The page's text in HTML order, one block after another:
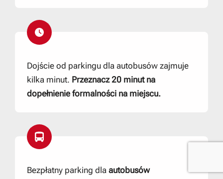
Dojście od parkingu dla autobusów zajmuje
kilka minut. Przeznacz 20 minut na
dopełnienie formalności na miejscu.
Bezpłatny parking dla autobusów